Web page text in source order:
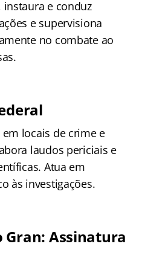
instaura e conduz
e supervisiona
no combate ao
em locais de crime e
laudos periciais e
Atua em
às investigações.
Gran: Assinatura